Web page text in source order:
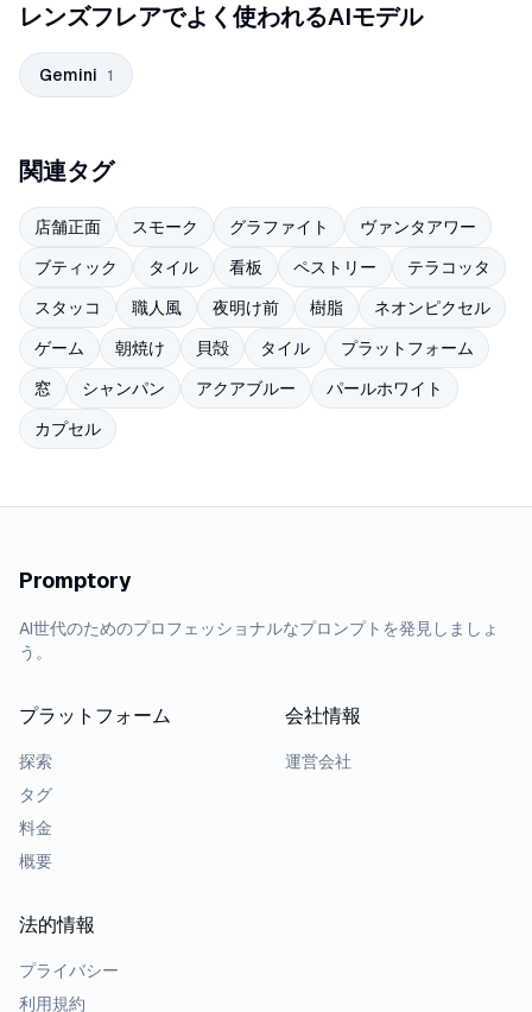
レンズフレアでよく使われるAIモデル
Gemini 1
関連タグ
店舗正面 スモーク グラファイト
ヴァンタアワー
ブティック
タイル 看板 ペストリー
テラコッタ
スタッコ
職人風 夜明け前 樹脂
ネオンピクセル
ゲーム
朝焼け 貝殻 タイル
プラットフォーム
窓
シャンパン アクアブルー
パールホワイト
カプセル
Promptory
AI世代のためのプロフェッショナルなプロンプトを発見しましょ
う。
プラットフォーム
探索
タグ
料金
概要
会社情報
運営会社
法的情報
プライバシー
利用規約